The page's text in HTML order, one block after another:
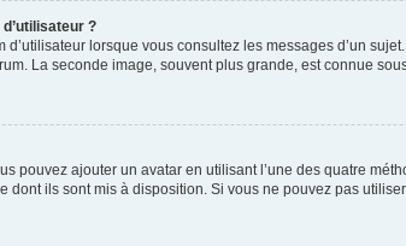
?
lorsque vous consultez les messages d’un
La seconde image, souvent plus grande, est connue
pouvez ajouter un avatar en utilisant l’une des quatre
ils sont mis à disposition. Si vous ne pouvez pas